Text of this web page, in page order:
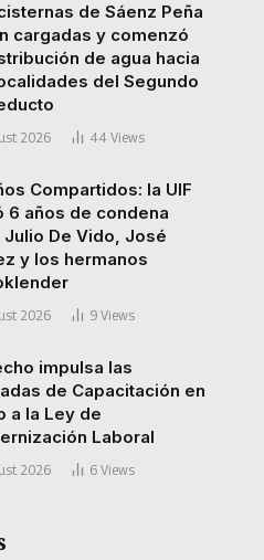
de Sáenz Peña
cargadas y comenzó
de agua hacia
del Segundo
2026 44 Views
Compartidos: la UIF
6 años de condena
Julio De Vido, José
y los hermanos
2026 9 Views
impulsa las
de Capacitación en
a la Ley de
Laboral
2026 6 Views